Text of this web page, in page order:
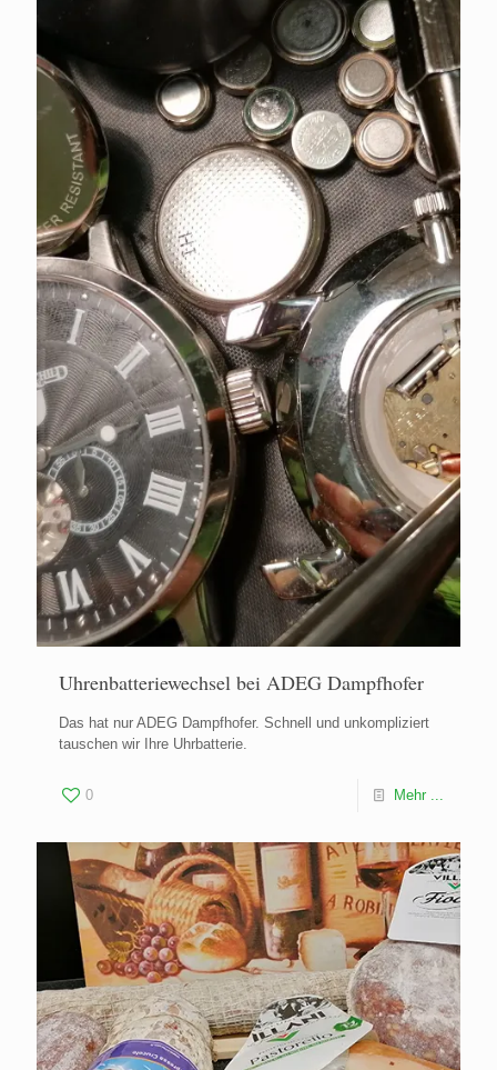
Uhrenbatteriewechsel bei ADEG Dampfhofer
Das hat nur ADEG Dampfhofer. Schnell und unkompliziert
tauschen wir Ihre Uhrbatterie.
0 Mehr ...